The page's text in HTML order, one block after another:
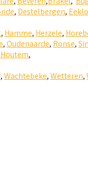
, Destelbergen, Eeklo
, Hamme, Herzele,
,Oudenaarde, Ronse,
,
,Wachtebeke,Wetteren,